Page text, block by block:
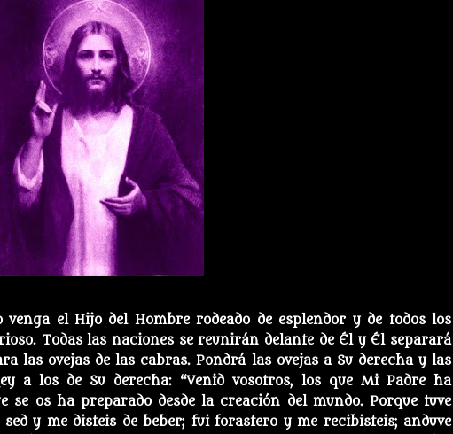
venga el Hijo del Hombre rodeado de esplendor y de todos los
Todas las naciones se reunirán delante de Él y Él separará
las ovejas de las cabras. Pondrá las ovejas a Su derecha y las
a los de Su derecha: “Venid vosotros, los que Mi Padre ha
se os ha preparado desde la creación del mundo. Porque tuve
y me disteis de beber; fui forastero y me recibisteis; anduve